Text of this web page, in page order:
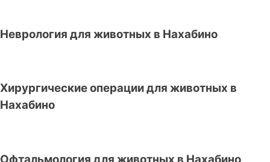
Неврология для животных в Нахабино
Хирургические операции для животных в
Нахабино
Офтальмология для животных в Нахабино